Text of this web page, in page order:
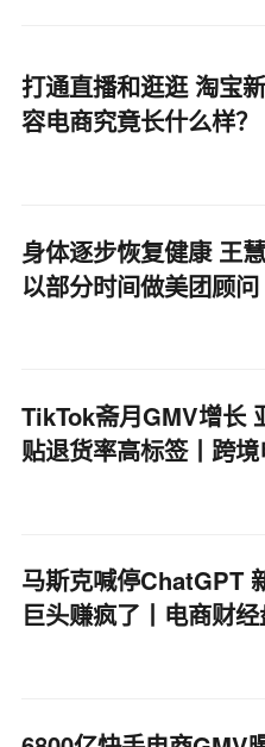
打通直播和逛逛 淘宝
容电商究竟长什么样？
身体逐步恢复健康 王
以部分时间做美团顾问
TikTok斋月GMV增长
贴退货率高标签丨跨
马斯克喊停ChatGPT
巨头赚疯了丨电商财